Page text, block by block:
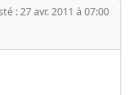
: 27 avr. 2011 à 07:00